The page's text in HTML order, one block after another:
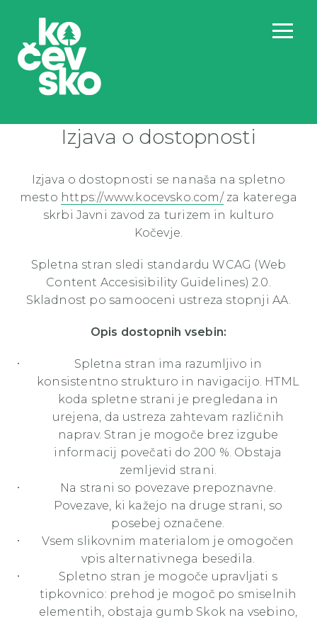
Izjava o dostopnosti
Izjava o dostopnosti se nanaša na spletno
mesto https://www.kocevsko.com/za katerega
skrbi Javni zavod za turizem in kulturo
Kočevje.
Spletna stran sledi standardu WCAG (Web
Content Accesisibility Guidelines) 2.0.
Skladnost po samooceni ustreza stopnji AA.
Opis dostopnih vsebin:
Spletna stran ima razumljivo in
konsistentno strukturo in navigacijo. HTML
koda spletne strani je pregledana in
urejena, da ustreza zahtevam različnih
naprav. Stran je mogoče brez izgube
informacij povečati do 200 %. Obstaja
zemljevid strani.
Na strani so povezave prepoznavne.
Povezave, ki kažejo na druge strani, so
posebej označene.
Vsem slikovnim materialom je omogočen
vpis alternativnega besedila.
Spletno stran je mogoče upravljati s
tipkovnico: prehod je mogoč po smiselnih
elementih, obstaja gumb Skok na vsebino,